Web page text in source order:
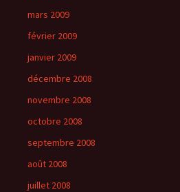
mars 2009
février 2009
janvier 2009
décembre 2008
novembre 2008
octobre 2008
septembre 2008
août 2008
juillet 2008